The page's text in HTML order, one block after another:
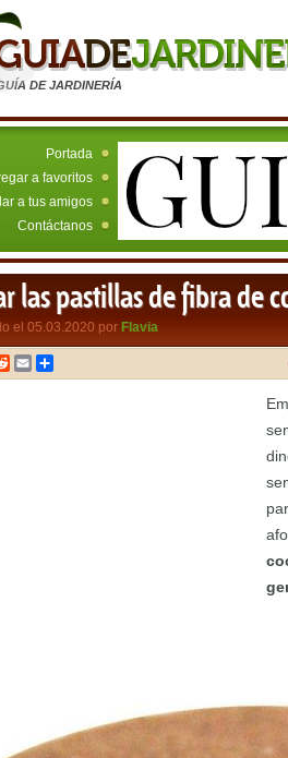
DE JARDINERÍA
Portada
a favoritos
a tus amigos
Contáctanos
las pastillas de fibra de
el 05.03.2020 por Flavia
RedditEmail